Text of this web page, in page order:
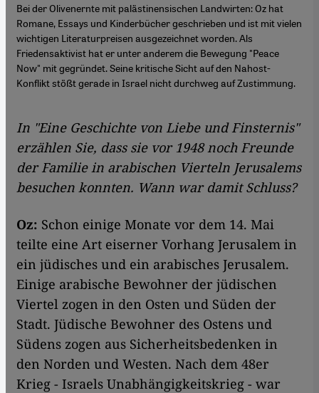
Bei der Olivenernte mit palästinensischen Landwirten: Oz hat
Romane, Essays und Kinderbücher geschrieben und ist mit vielen
wichtigen Literaturpreisen ausgezeichnet worden. Als
Friedensaktivist hat er unter anderem die Bewegung "Peace
Now" mit gegründet. Seine kritische Sicht auf den Nahost-
Konflikt stößt gerade in Israel nicht durchweg auf Zustimmung.
In "Eine Geschichte von Liebe und Finsternis"
erzählen Sie, dass sie vor 1948 noch Freunde
der Familie in arabischen Vierteln Jerusalems
besuchen konnten. Wann war damit Schluss?
Oz: Schon einige Monate vor dem 14. Mai
teilte eine Art eiserner Vorhang Jerusalem in
ein jüdisches und ein arabisches Jerusalem.
Einige arabische Bewohner der jüdischen
Viertel zogen in den Osten und Süden der
Stadt. Jüdische Bewohner des Ostens und
Südens zogen aus Sicherheitsbedenken in
den Norden und Westen. Nach dem 48er
Krieg - Israels Unabhängigkeitskrieg - war